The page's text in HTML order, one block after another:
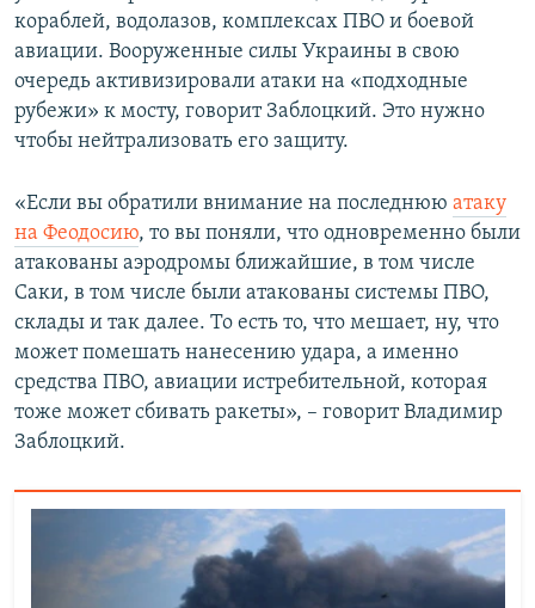
кораблей, водолазов, комплексах ПВО и боевой
авиации. Вооруженные силы Украины в свою
очередь активизировали атаки на «подходные
рубежи» к мосту, говорит Заблоцкий. Это нужно
чтобы нейтрализовать его защиту.
«Если вы обратили внимание на последнюю атаку
на Феодосию, то вы поняли, что одновременно были
атакованы аэродромы ближайшие, в том числе
Саки, в том числе были атакованы системы ПВО,
склады и так далее. То есть то, что мешает, ну, что
может помешать нанесению удара, а именно
средства ПВО, авиации истребительной, которая
тоже может сбивать ракеты», – говорит Владимир
Заблоцкий.